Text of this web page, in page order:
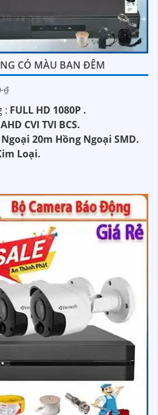
CÓ MÀU BAN ĐÊM
₫
: FULL HD 1080P .
AHD CVI TVI BCS.
20m Hồng Ngoại SMD.
Loại.